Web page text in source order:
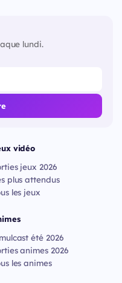
lundi.
vidéo
jeux 2026
plus attendus
les jeux
été 2026
animes 2026
les animes